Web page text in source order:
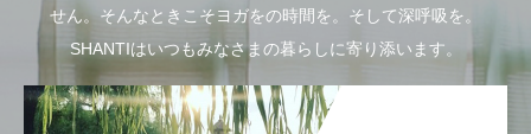
せん。そんなときこそヨガをの時間を。そして深呼吸を。
SHANTIはいつもみなさまの暮らしに寄り添います。